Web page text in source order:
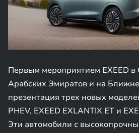
Первым мероприятием EXEED
Арабских Эмиратов и на
презентация трех новых
PHEV, EXEED EXLANTIX ET и
Эти автомобили с